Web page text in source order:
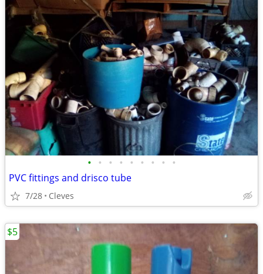
• • • • • • • • •
PVC fittings and drisco tube
7/28 Cleves
$5